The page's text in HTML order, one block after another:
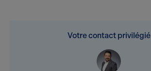
Votre contact privilégié